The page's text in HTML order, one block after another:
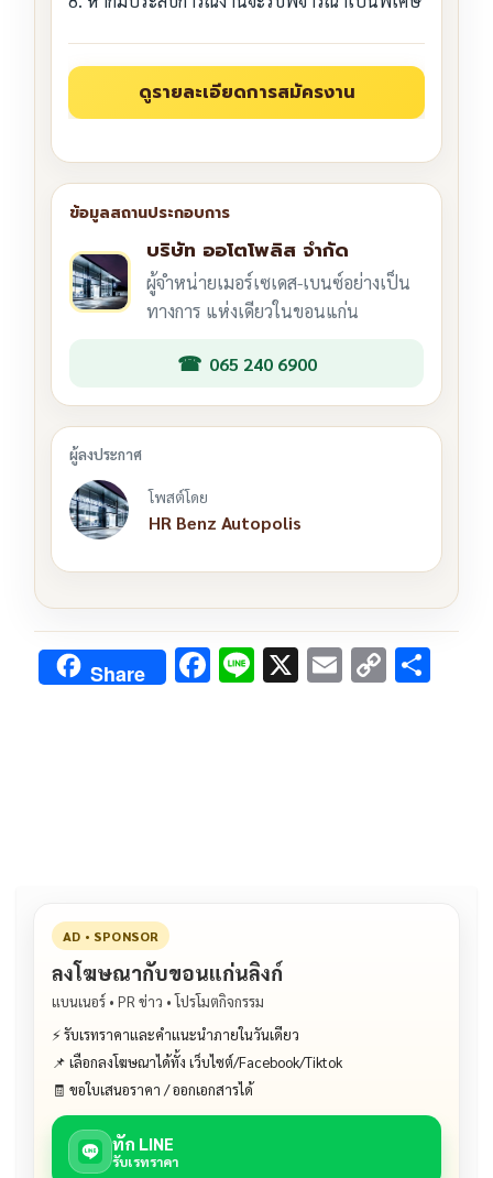
บริษัท ออโตโพลิส จำกัด
ผู้จำหน่ายเมอร์เซเดส-เบนซ์อย่างเป็น
ทางการ แห่งเดียวในขอนแก่น
065 240 6900
โพสต์โดย
HR Benz Autopolis
Share F Li X E C
AD • SPONSOR
ลงโฆษณากับขอนแก่นลิงก์
แบนเนอร์ • PR ข่าว • โปรโมตกิจกรรม
⚡ รับเรทราคาและคำแนะนำภายในวันเดียว
📌 เลือกลงโฆษณาได้ทั้ง เว็บไซต์/Facebook/Tiktok
🧾 ขอใบเสนอราคา / ออกเอกสารได้
ทัก LINE
รับเรทราคา